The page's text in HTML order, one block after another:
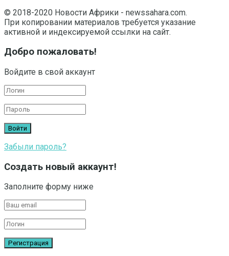
© 2018-2020 Новости Африки - newssahara.com.
При копировании материалов требуется указание
активной и индексируемой ссылки на сайт.
Добро пожаловать!
Войдите в свой аккаунт
Забыли пароль?
Создать новый аккаунт!
Заполните форму ниже